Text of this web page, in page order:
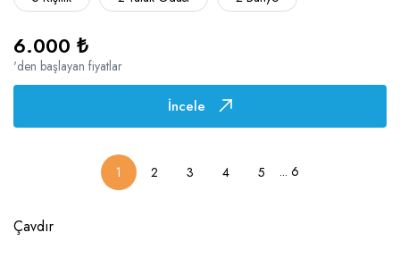
6.000 ₺
'den başlayan fiyatlar
İncele
1 2 3 4 5 ... 6
Çavdır